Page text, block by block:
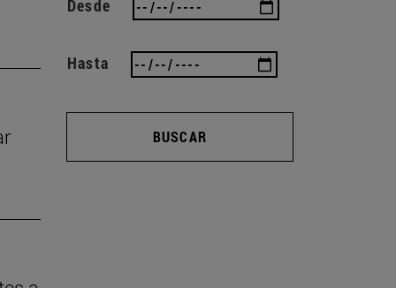
Desde
Hasta
BUSCAR